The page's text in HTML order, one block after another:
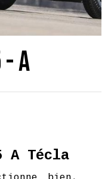
A
A Técla